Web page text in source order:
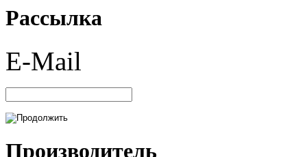
Рассылка
E-Mail
Производитель